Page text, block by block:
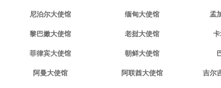
尼泊尔大使馆 缅甸大使馆 孟
黎巴嫩大使馆 老挝大使馆
菲律宾大使馆 朝鲜大使馆
阿曼大使馆 阿联酋大使馆 吉尔